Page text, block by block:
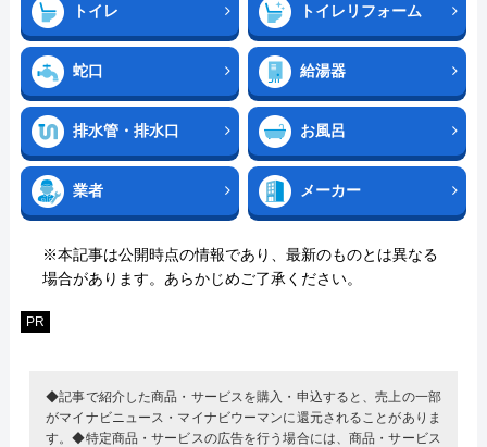
トイレ トイレリフォーム
蛇口 給湯器
排水管・排水口 お風呂
業者 メーカー
※本記事は公開時点の情報であり、最新のものとは異なる
場合があります。あらかじめご了承ください。
PR
◆記事で紹介した商品・サービスを購入・申込すると、売上の一部
がマイナビニュース・マイナビウーマンに還元されることがありま
す。◆特定商品・サービスの広告を行う場合には、商品・サービス